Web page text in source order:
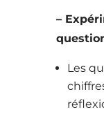
–
Les